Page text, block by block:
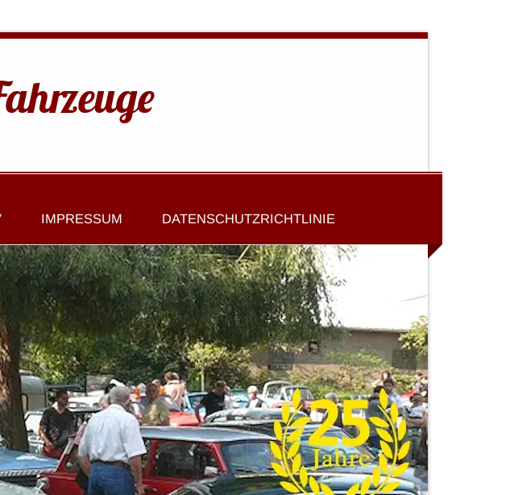
IMPRESSUM DATENSCHUTZRICHTLINIE